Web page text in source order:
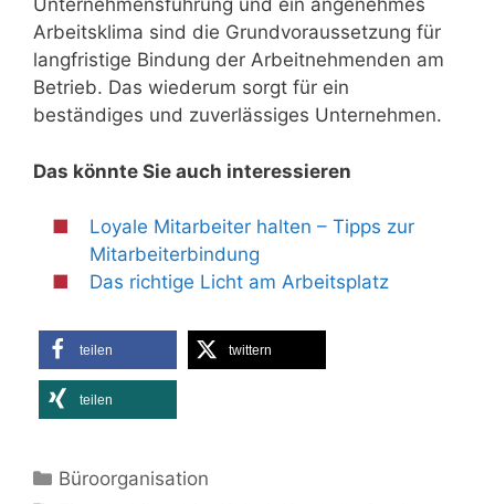
Unternehmensführung und ein angenehmes
Arbeitsklima sind die Grundvoraussetzung für
langfristige Bindung der Arbeitnehmenden am
Betrieb. Das wiederum sorgt für ein
beständiges und zuverlässiges Unternehmen.
Das könnte Sie auch interessieren
Loyale Mitarbeiter halten – Tipps zur
Mitarbeiterbindung
Das richtige Licht am Arbeitsplatz
teilen twittern
teilen
Kategorien
Büroorganisation